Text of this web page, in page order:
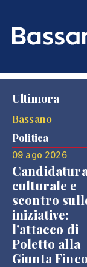
Ultimora
Bassano
Politica
09 ago 2026
Candidatura
culturale e
scontro
iniziative:
l'attacco di
Poletto alla
Giunta Finco